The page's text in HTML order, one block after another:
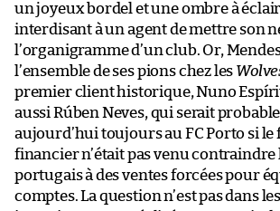
un joyeux bordel et une ombre à
interdisant à un agent de mettre son
l’organigramme d’un club. Or,
l’ensemble de ses pions chez les
premier client historique, Nuno
aussi Rúben Neves, qui serait
aujourd’hui toujours au FC Porto si
financier n’était pas venu contraindre
portugais à des ventes forcées pour
comptes. La question n’est pas dans les